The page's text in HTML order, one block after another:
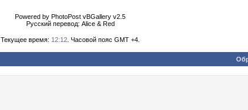
Powered by PhotoPost vBGallery v2.5
Русский перевод: Alice & Red
Текущее время: 12:12 . Часовой пояс GMT +4.